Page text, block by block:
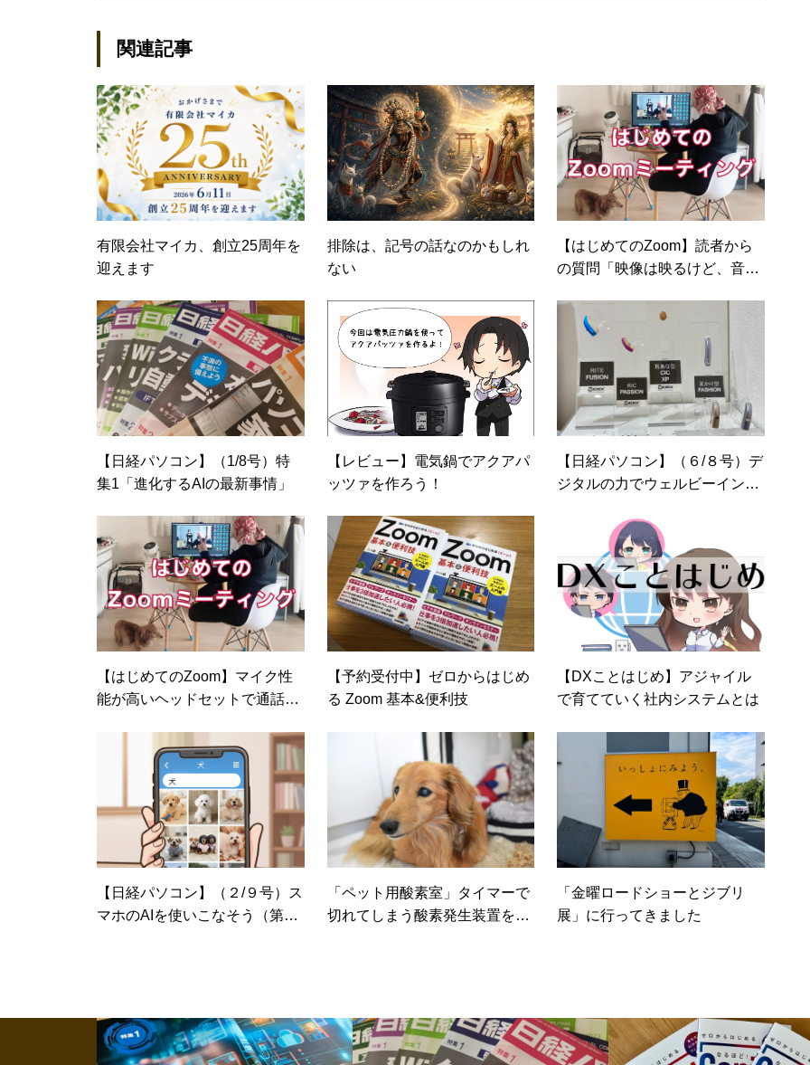
務める。趣味は考えること。
関連記事
有限会社マイカ、創立25周年を
迎えます
排除は、記号の話なのかもしれ
ない
【はじめてのZoom】読者から
の質問「映像は映るけど、音声
す。
【日経パソコン】（1/8号）特
集1「進化するAIの最新事情」
【レビュー】電気鍋でアクアパ
ッツァを作ろう！
【日経パソコン】（６/８号）デ
ジタルの力でウェルビーイング
ノロジーで補う
【はじめてのZoom】マイク性
能が高いヘッドセットで通話品
【予約受付中】ゼロからはじめ
る Zoom 基本&便利技
【DXことはじめ】アジャイル
で育てていく社内システムとは
【日経パソコン】（２/９号）ス
マホのAIを使いこなそう（第三
「ペット用酸素室」タイマーで
切れてしまう酸素発生装置を、
「金曜ロードショーとジブリ
展」に行ってきました